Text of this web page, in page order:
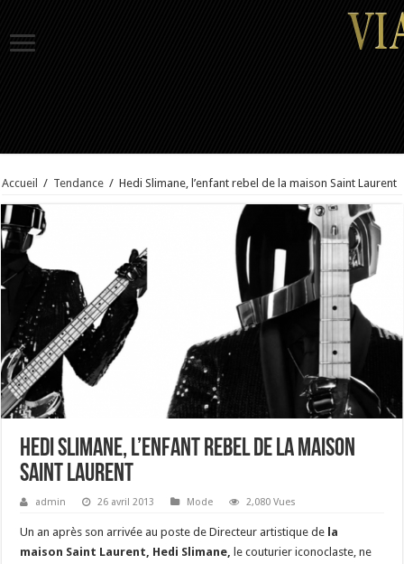
Accueil / Tendance / Hedi Slimane, l’enfant rebel de la maison Saint Laurent
Hedi Slimane, l’enfant rebel de la maison
Saint Laurent
admin 26 avril 2013 Mode 2,080 Vues
Un an après son arrivée au poste de Directeur artistique de la
maison Saint Laurent, Hedi Slimane, le couturier iconoclaste, ne